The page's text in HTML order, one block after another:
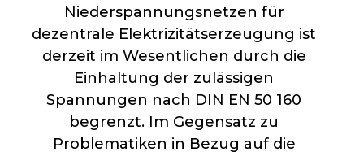
Niederspannungsnetzen für
dezentrale Elektrizitätserzeugung ist
derzeit im Wesentlichen durch die
Einhaltung der zulässigen
Spannungen nach DIN EN 50 160
begrenzt. Im Gegensatz zu
Problematiken in Bezug auf die